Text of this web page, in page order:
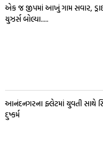
એક જ જીપમાં આખું ગામ સવાર,
યુઝર્સ બોલ્યા.....
આનંદનગરના ફ્લેટમાં યુવતી સાથે
દુષ્કર્મ